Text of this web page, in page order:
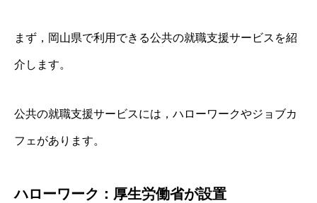
まず，岡山県で利用できる公共の就職支援サービスを紹
介します。
公共の就職支援サービスには，ハローワークやジョブカ
フェがあります。
ハローワーク：厚生労働省が設置